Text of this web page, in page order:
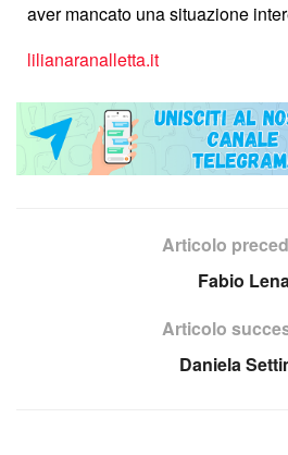
aver mancato una situazione
lilianaranalletta.it
Articolo
Fabio
Articolo
Daniela